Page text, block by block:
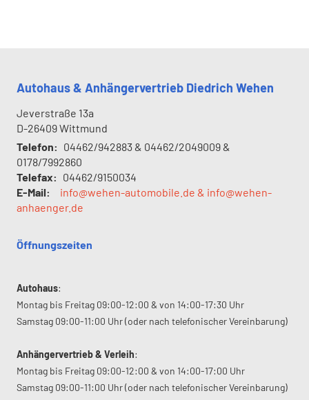
Autohaus & Anhängervertrieb Diedrich Wehen
Jeverstraße 13a
D-26409Wittmund
Telefon: 04462/942883 & 04462/2049009 &
0178/7992860
Telefax: 04462/9150034
E-Mail:
info@wehen-automobile.de & info@wehen-
anhaenger.de
Öffnungszeiten
Autohaus:
Montag bis Freitag 09:00-12:00 & von 14:00-17:30 Uhr
Samstag 09:00-11:00 Uhr (oder nach telefonischer Vereinbarung)
Anhängervertrieb & Verleih:
Montag bis Freitag 09:00-12:00 & von 14:00-17:00 Uhr
Samstag 09:00-11:00 Uhr (oder nach telefonischer Vereinbarung)